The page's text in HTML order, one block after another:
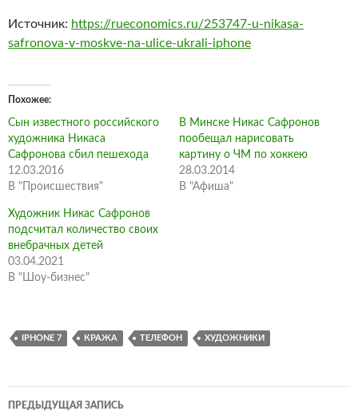
Источник: https://rueconomics.ru/253747-u-nikasa-
safronova-v-moskve-na-ulice-ukrali-iphone
Похожее
Сын известного российского
художника Никаса
Сафронова сбил пешехода
12.03.2016
В "Происшествия"
В Минске Никас Сафронов
пообещал нарисовать
картину о ЧМ по хоккею
28.03.2014
В "Афиша"
Художник Никас Сафронов
подсчитал количество своих
внебрачных детей
03.04.2021
В "Шоу-бизнес"
IPHONE 7 КРАЖА ТЕЛЕФОН ХУДОЖНИКИ
Навигация
ПРЕДЫДУЩАЯ ЗАПИСЬ